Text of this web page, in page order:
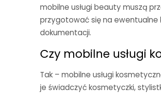
mobilne usługi beauty muszą
przygotować się na ewentualne
dokumentacji.
Czy mobilne usługi
Tak – mobilne usługi
je świadczyć kosmetyczki,